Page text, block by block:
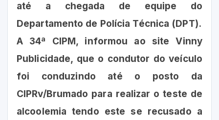
até a chegada de equipe do
Departamento de Polícia Técnica (DPT).
A 34ª CIPM, informou ao site Vinny
Publicidade, que o condutor do veículo
foi conduzindo até o posto da
CIPRv/Brumado para realizar o teste de
alcoolemia tendo este se recusado a